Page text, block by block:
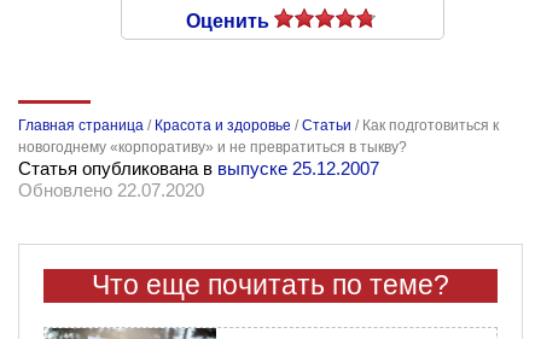
Оценить
Главная страница / Красота и здоровье /Статьи / Как подготовиться к
новогоднему «корпоративу» и не превратиться в тыкву?
Статья опубликована в выпуске 25.12.2007
Обновлено 22.07.2020
Что еще почитать по теме?